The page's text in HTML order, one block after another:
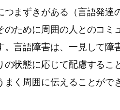
つまずきがある（言語発達
ために周囲の人とのコミ
。言語障害は、一見して障
の状態に応じて配慮するこ
まく周囲に伝えることがで